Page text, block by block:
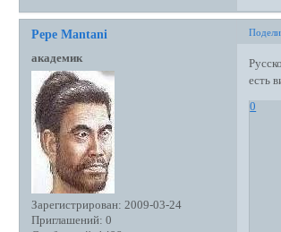
Pepe Mantani
академик
Зарегистрирован: 2009-03-24
Приглашений: 0
есть
0